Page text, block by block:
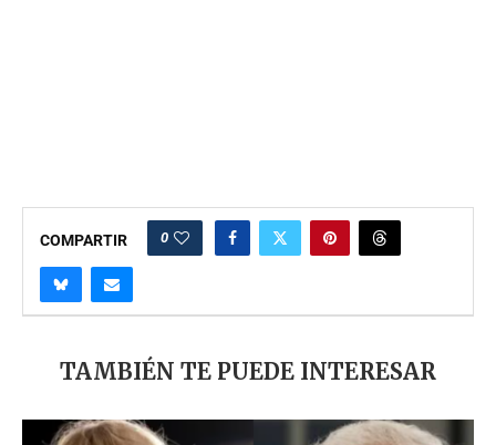
COMPARTIR 0
TAMBIÉN TE PUEDE INTERESAR